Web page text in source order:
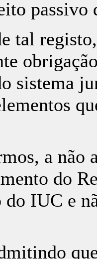
passivo
tal
sistema
a
do
IUC e